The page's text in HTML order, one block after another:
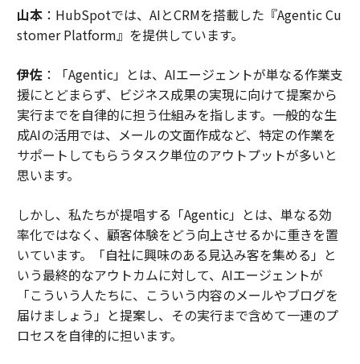
山本：HubSpotでは、AIとCRMを搭載した『Agentic Cu
stomer Platform』を提供しています。
伊佐：「Agentic」とは、AIエージェントが単なる作業支
援にとどまらず、ビジネス成果の実現に向けて提案から
実行までを自律的に担う仕組みを指します。一般的な生
成AIの活用では、メールの文面作成など、特定の作業を
サポートしてもらうタスク単位のアウトプットが多いと
思います。
しかし、私たちが提唱する「Agentic」とは、単なる効
率化ではなく、顧客体験をどう向上させるかに重きを置
いています。「自社に興味のある見込み客を集める」と
いう最終的なアウトカムに対して、AIエージェントが
「こういう人たちに、こういう内容のメールやブログを
届けましょう」と提案し、その実行まで含めて一連のプ
ロセスを自律的に担います。